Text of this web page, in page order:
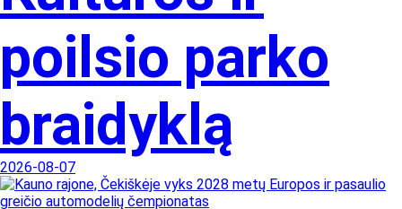
poilsio parko
braidyklą
2026-08-07